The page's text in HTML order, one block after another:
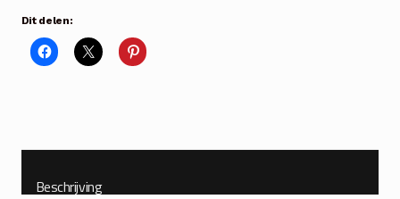
Paint
dusty
blue
Dit delen:
Beschrijving